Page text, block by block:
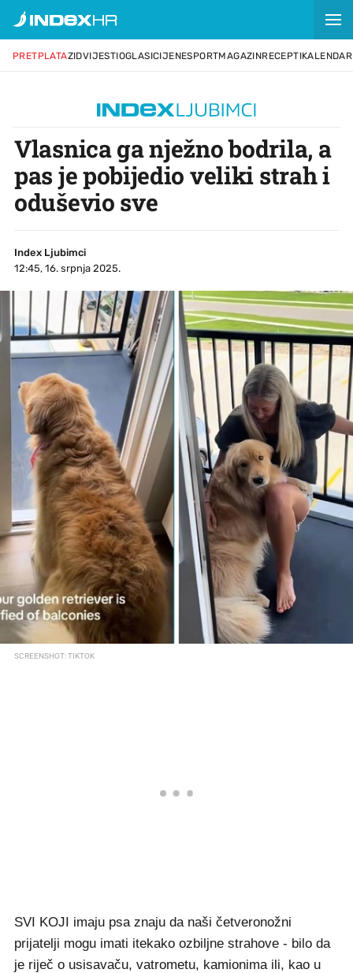
PRETPLATAZIDVIJESTIOGLASICIJENESPORTMAGAZINRECEPTIKALENDAR
Vlasnica ga nježno bodrila, a
pas je pobijedio veliki strah i
oduševio sve
Index Ljubimci
12:45, 16. srpnja 2025.
SCREENSHOT: TIKTOK
SVI KOJI imaju psa znaju da naši četveronožni
prijatelji mogu imati itekako ozbiljne strahove - bilo da
je riječ o usisavaču, vatrometu, kamionima ili, kao u